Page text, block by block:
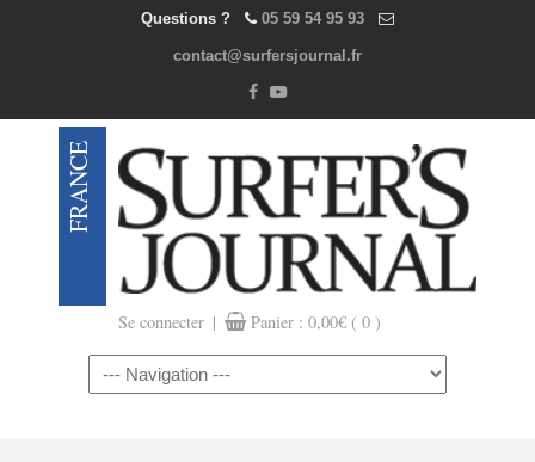
Questions ? 05 59 54 95 93
contact@surfersjournal.fr
Se connecter | Panier : 0,00€ ( 0 )
Navigation